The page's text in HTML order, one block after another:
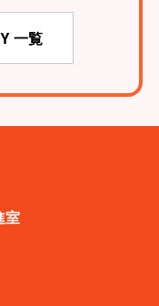
一覧
室